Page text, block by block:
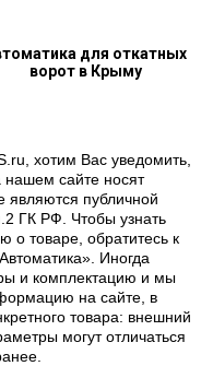
для откатных
ворот в Крыму
хотим Вас уведомить,
нашем сайте носят
являются публичной
ГК РФ. Чтобы узнать
товаре, обратитесь к
Иногда
и комплектацию и мы
на сайте, в
товара: внешний
могут отличаться